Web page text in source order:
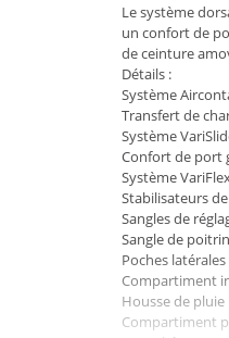
Le système
un confort de
de ceinture
Détails :
Système
Transfert de
Système
Confort de port
Système
Stabilisateurs
Sangles de
Sangle de
Poches
Compartiment
Housse de pluie
Compartiment